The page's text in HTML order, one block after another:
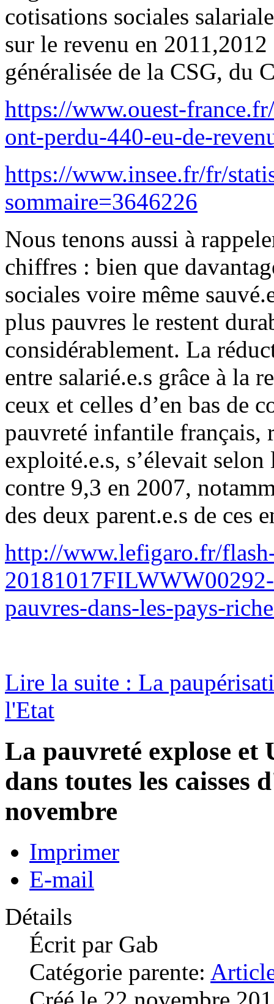
cotisations sociales
sur le revenu en
généralisée de la CSG, du
https://www.ouest-
ont-perdu-440-eu-de-
https://www.insee.fr/fr/
sommaire=3646226
Nous tenons aussi à
chiffres : bien que
sociales voire même
plus pauvres le restent
considérablement. La
entre salarié.e.s grâce à la
ceux et celles d’en bas de
pauvreté infantile français,
exploité.e.s, s’élevait
contre 9,3 en 2007,
des deux parent.e.s de ces
http://www.lefigaro.fr/
pauvres-dans-les-pays-
Lire la suite : La
l'Etat
La pauvreté explose et
dans toutes les caisses
novembre
Imprimer
E-mail
Détails
Écrit par Gab
Catégorie parente: